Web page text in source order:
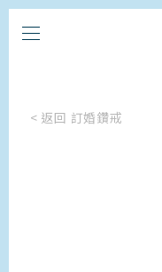
< 返回 訂婚鑽戒